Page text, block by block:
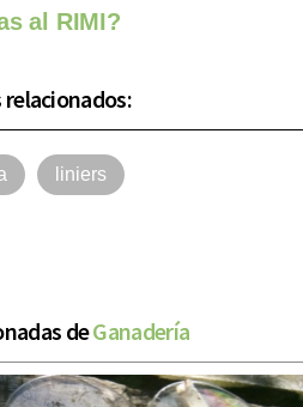
al RIMI?
relacionados:
liniers
deGanadería